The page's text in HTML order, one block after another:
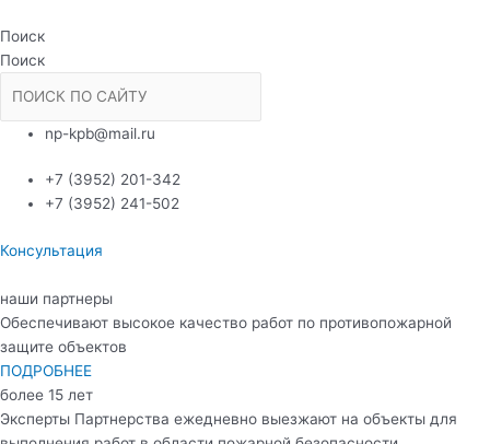
к
содержимому
Поиск
Поиск
np-kpb@mail.ru
+7 (3952) 201-342
+7 (3952) 241-502
Консультация
наши партнеры
Обеспечивают высокое качество работ по противопожарной
защите объектов
ПОДРОБНЕЕ
более 15 лет
Эксперты Партнерства ежедневно выезжают на объекты для